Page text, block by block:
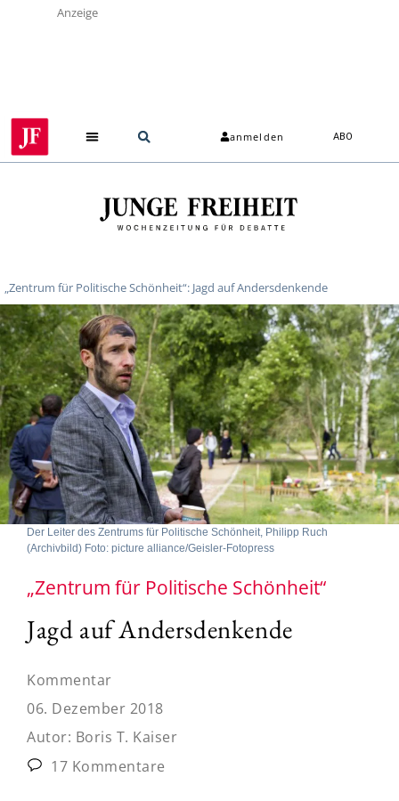
Anzeige
anmelden ABO
„Zentrum für Politische Schönheit“: Jagd auf Andersdenkende
Der Leiter des Zentrums für Politische Schönheit, Philipp Ruch
(Archivbild) Foto: picture alliance/Geisler-Fotopress
„Zentrum für Politische Schönheit“
Jagd auf Andersdenkende
Kommentar
06. Dezember 2018
Autor: Boris T. Kaiser
17 Kommentare